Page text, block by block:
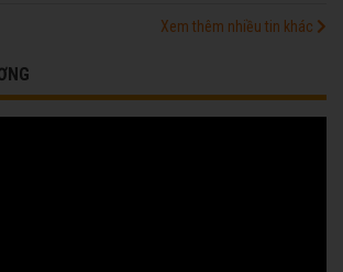
Xem thêm nhiều tin khác